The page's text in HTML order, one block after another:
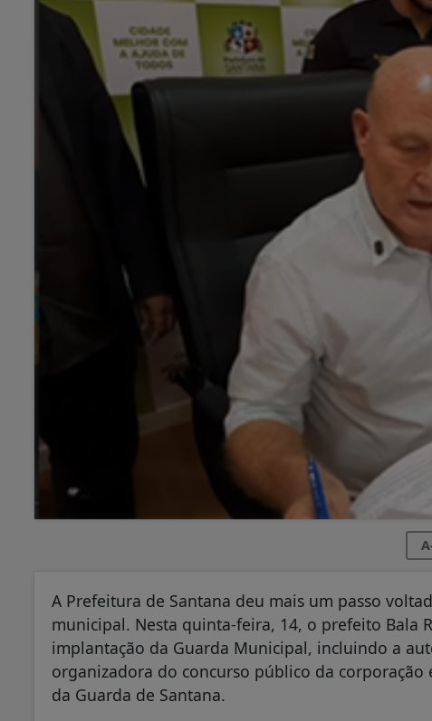
A Prefeitura de Santana deu mais um passo
municipal. Nesta quinta-feira, 14, o prefeito Bala
implantação da Guarda Municipal, incluindo a
organizadora do concurso público da
da Guarda de Santana.